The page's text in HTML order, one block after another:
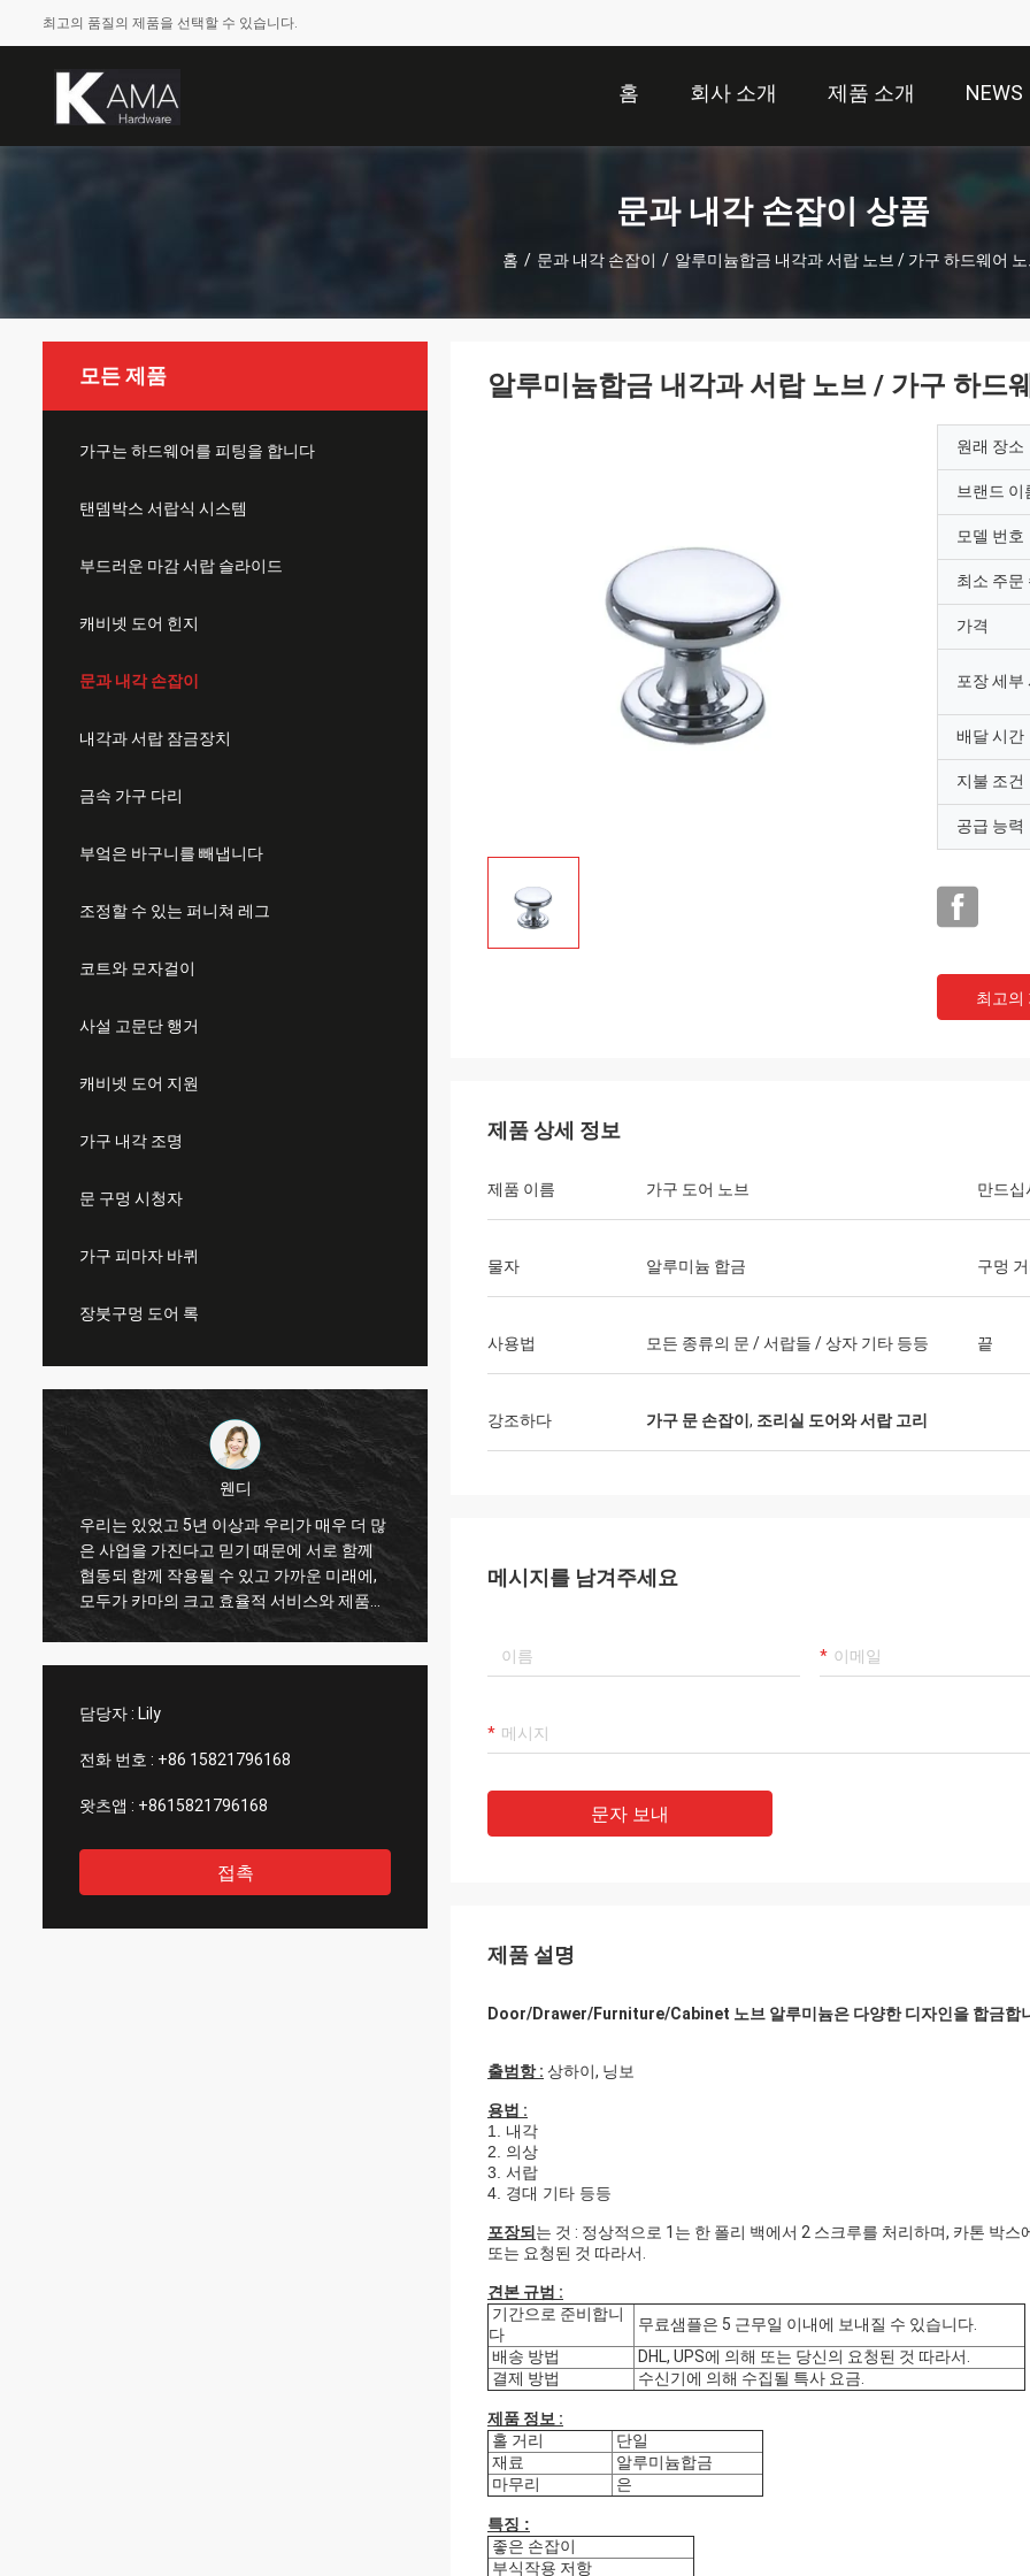
최고의 품질의 제품을 선택할 수 있습니다.
홈 회사 소개 제품 소개 NEWS
문과 내각 손잡이 상품
홈 / 문과 내각 손잡이 / 알루미늄합금 내각과 서랍 노브 / 가구 하드웨어 노
모든 제품
가구는 하드웨어를 피팅을 합니다
탠뎀박스 서랍식 시스템
부드러운 마감 서랍 슬라이드
캐비넷 도어 힌지
문과 내각 손잡이
내각과 서랍 잠금장치
금속 가구 다리
부엌은 바구니를 빼냅니다
조정할 수 있는 퍼니쳐 레그
코트와 모자걸이
사설 고문단 행거
캐비넷 도어 지원
가구 내각 조명
문 구멍 시청자
가구 피마자 바퀴
장붓구멍 도어 록
웬디
우리는 있었고 5년 이상과 우리가 매우 더 많
은 사업을 가진다고 믿기 때문에 서로 함께
협동되 함께 작용될 수 있고 가까운 미래에,
모두가 카마의 크고 효율적 서비스와 제품의
고급 품질에 의존합니다.
무이 부나 엑스페리엔시아 콘 엘로스, 서비시
시스템 엘 포데르 코무니카르노스 다이렉트
아멘테 en 스페인어
엘 프우투로 .
담당자 : Lily
전화 번호 : +86 15821796168
왓츠앱 : +8615821796168
접촉
알루미늄합금 내각과 서랍 노브 / 가구 하드
원래 장소
브랜드 이
모델 번호
최소 주문
가격
포장 세부
배달 시간
지불 조건
공급 능력
최고의
제품 상세 정보
제품 이름 가구 도어 노브 만드십
물자 알루미늄 합금 구멍
사용법 모든 종류의 문 / 서랍들 / 상자 기타 등등 끝
강조하다 가구 문 손잡이 , 조리실 도어와 서랍 고리
메시지를 남겨주세요
문자 보내
제품 설명
Door/Drawer/Furniture/Cabinet 노브 알루미늄은 다양한 디자인을 합금합
출범항 : 상하이, 닝보
용법 :
1. 내각
2. 의상
3. 서랍
4. 경대 기타 등등
포장되 는 것 : 정상적으로 1는 한 폴리 백에서 2 스크루를 처리하며, 카톤 박스
또는 요청된 것 따라서.
견본 규범 :
기간으로 준비합니
다
무료샘플은 5 근무일 이내에 보내질 수 있습니다.
배송 방법
DHL, UPS에 의해 또는 당신의 요청된 것 따라서.
결제 방법
수신기에 의해 수집될 특사 요금.
제품 정보 :
홀 거리
단일
재료
알루미늄합금
마무리
은
특징 :
좋은 손잡이
부식작용 저항